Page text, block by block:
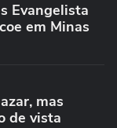
Evangelista
em Minas
mas
de vista